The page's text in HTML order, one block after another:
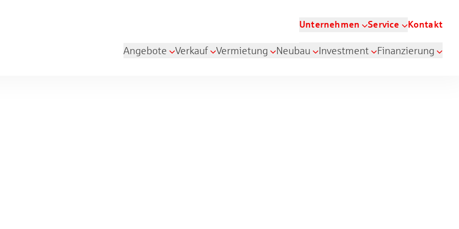
Unternehmen Service Kontakt
Angebote Verkauf Vermietung Neubau Investment Finanzierung